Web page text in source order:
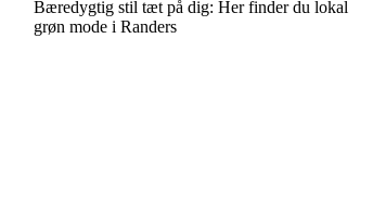
Bæredygtig stil tæt på dig: Her finder du lokal
grøn mode i Randers